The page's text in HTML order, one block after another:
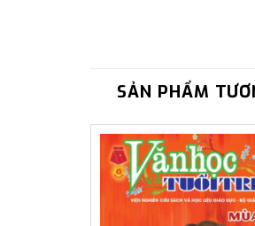
SẢN PHẨM